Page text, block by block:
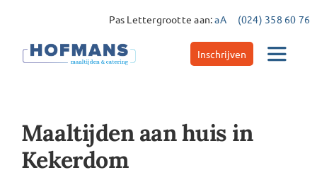
inhoud
Pas Lettergrootte aan:aA (024) 358 60 76
Inschrijven
Toggle
Maaltijdservice
Maaltijden aan huis in
Kekerdom